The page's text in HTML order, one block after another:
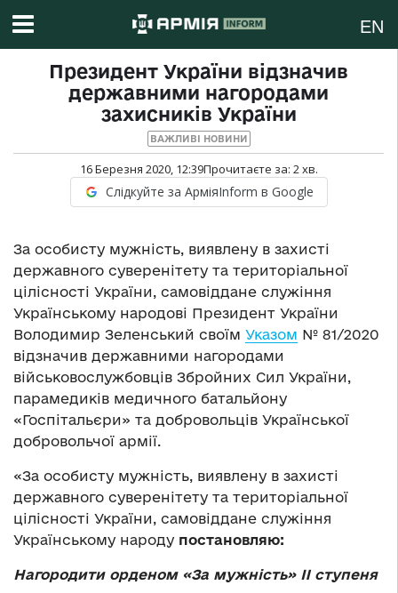
EN
Президент України відзначив
державними нагородами
захисників України
ВАЖЛИВІ НОВИНИ
16 Березня 2020, 12:39Прочитаєте за: 2хв.
Слідкуйте за АрміяInform в Google
За особисту мужність, виявлену в захисті
державного суверенітету та територіальної
цілісності України, самовіддане служіння
Українському народові Президент України
Володимир Зеленський своїм Указом № 81/2020
відзначив державними нагородами
військовослужбовців Збройних Сил України,
парамедиків медичного батальйону
«Госпітальєри» та добровольців Української
добровольчої армії.
«За особисту мужність, виявлену в захисті
державного суверенітету та територіальної
цілісності України, самовіддане служіння
Українському народу постановляю:
Нагородити орденом «За мужність» II ступеня